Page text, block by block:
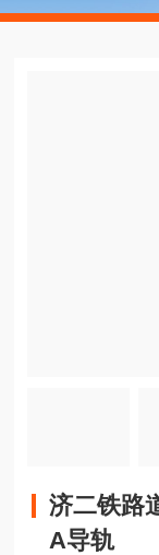
35SA导轨
济二铁路
A导轨